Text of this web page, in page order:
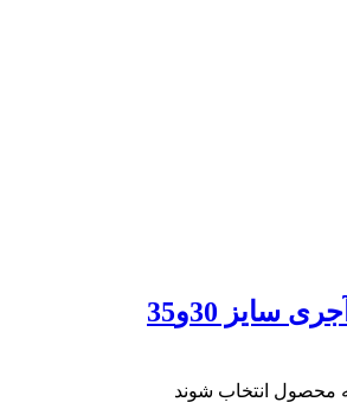
30و35
محصول انتخاب شوند